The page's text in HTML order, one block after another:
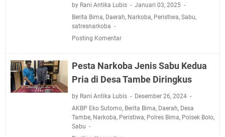
by Rani Antika Lubis
Januari 03, 2025
Berita Bima, Daerah, Narkoba, Peristiwa, Sabu,
satresnarkoba
Posting Komentar
Pesta Narkoba Jenis Sabu Kedua
Pria di Desa Tambe Diringkus
by Rani Antika Lubis
Desember 26, 2024
AKBP Eko Sutomo, Berita Bima, Daerah, Desa
Tambe, Narkoba, Peristiwa, Polres Bima, Polsek Bolo,
Sabu